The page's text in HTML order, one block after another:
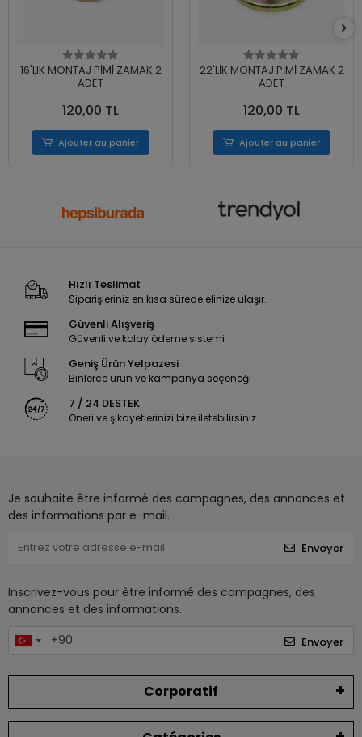
16'LIK MONTAJ PİMİ ZAMAK 2
ADET
120,00 TL
Ajouter au panier
22'LİK MONTAJ PİMİ ZAMAK 2
ADET
120,00 TL
Ajouter au panier
Hızlı Teslimat
Siparişleriniz en kısa sürede elinize ulaşır.
Güvenli Alışveriş
Güvenli ve kolay ödeme sistemi
Geniş Ürün Yelpazesi
Binlerce ürün ve kampanya seçeneği
7 / 24 DESTEK
Öneri ve şikayetlerinizi bize iletebilirsiniz.
Je souhaite être informé des campagnes, des annonces et
des informations par e-mail.
Envoyer
Inscrivez-vous pour être informé des campagnes, des
annonces et des informations.
Envoyer
Corporatif